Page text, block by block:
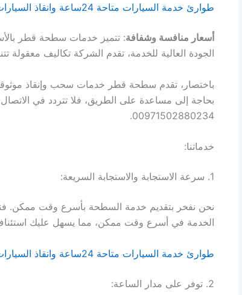
طوارئ خدمة السيارات متاحة 24ساعة وانقاذ السيارات
أسعار منافسة وشفافة: تتميز خدمات سطحة قطر
الجودة العالية للخدمة، تقدم الشركة تكاليف معقولة
باختصار، تقدم سطحة قطر خدمات سحب وإنقاذ
بحاجة إلى مساعدة على الطريق، فلا تتردد في
00971502880234.
خدماتنا:
1. سرعة الاستجابة والاستجابة السريعة:
نحن نفخر بتقديم خدمة السطحة بأسرع وقت ممكن.
الخدمة في أسرع وقت ممكن، مما يسهل عليك
طوارئ خدمة السيارات متاحة 24ساعة وانقاذ السيارات
2. توفر على مدار الساعة: